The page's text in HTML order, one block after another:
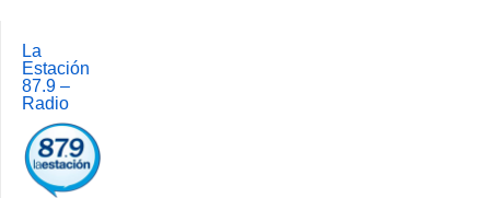
La
Estación
87.9 –
Radio